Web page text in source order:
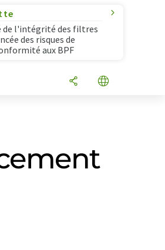
de l'intégrité des filtres
des risques de
aux BPF